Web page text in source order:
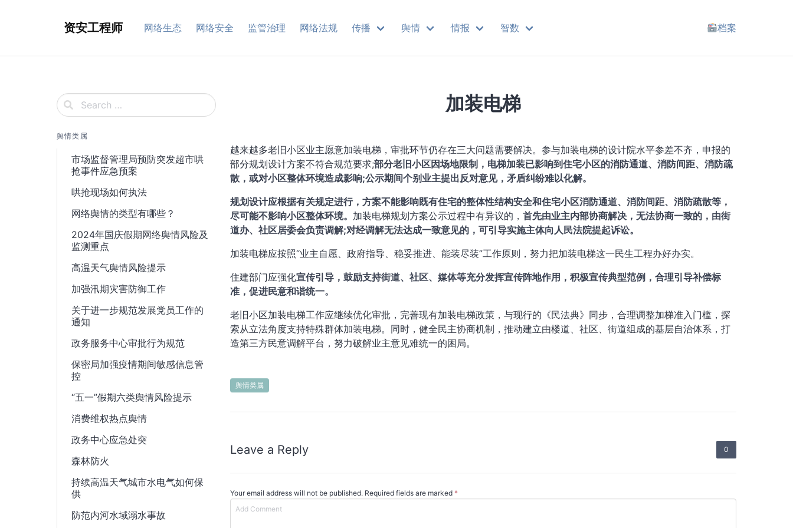
资安工程师 网络生态 网络安全 监管治理 网络法规 传播 舆情 情报 智数 档案
舆情类属
市场监督管理局预防突发超市哄
抢事件应急预案
哄抢现场如何执法
网络舆情的类型有哪些？
2024年国庆假期网络舆情风险及
监测重点
高温天气舆情风险提示
加强汛期灾害防御工作
关于进一步规范发展党员工作的
通知
政务服务中心审批行为规范
保密局加强疫情期间敏感信息管
控
“五一”假期六类舆情风险提示
消费维权热点舆情
政务中心应急处突
森林防火
持续高温天气城市水电气如何保
供
防范内河水域溺水事故
加装电梯
越来越多老旧小区业主愿意加装电梯，审批环节仍存在三大问题需要解决。参与加装电梯的设计院水平参差不齐，申报的
部分规划设计方案不符合规范要求;部分老旧小区因场地限制，电梯加装已影响到住宅小区的消防通道、消防间距、消防疏
散，或对小区整体环境造成影响;公示期间个别业主提出反对意见，矛盾纠纷难以化解。
规划设计应根据有关规定进行，方案不能影响既有住宅的整体性结构安全和住宅小区消防通道、消防间距、消防疏散等，
尽可能不影响小区整体环境。 加装电梯规划方案公示过程中有异议的， 首先由业主内部协商解决，无法协商一致的，由街
道办、社区居委会负责调解;对经调解无法达成一致意见的，可引导实施主体向人民法院提起诉讼。
加装电梯应按照“业主自愿、政府指导、稳妥推进、能装尽装”工作原则，努力把加装电梯这一民生工程办好办实。
住建部门应强化宣传引导，鼓励支持街道、社区、媒体等充分发挥宣传阵地作用，积极宣传典型范例，合理引导补偿标
准，促进民意和谐统一。
老旧小区加装电梯工作应继续优化审批，完善现有加装电梯政策，与现行的《民法典》同步，合理调整加梯准入门槛，探
索从立法角度支持特殊群体加装电梯。同时，健全民主协商机制，推动建立由楼道、社区、街道组成的基层自治体系，打
造第三方民意调解平台，努力破解业主意见难统一的困局。
舆情类属
Leave a Reply 0
Your email address will not be published. Required fields are marked *